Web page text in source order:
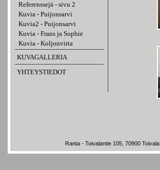
Referenssejä - sivu 2
Kuvia - Puijonsarvi
Kuvia2 - Puijonsarvi
Kuvia - Frans ja Sophie
Kuvia - Koljonvirta
KUVAGALLERIA
YHTEYSTIEDOT
Ranta - Toivalantie 105, 70900 Toivala